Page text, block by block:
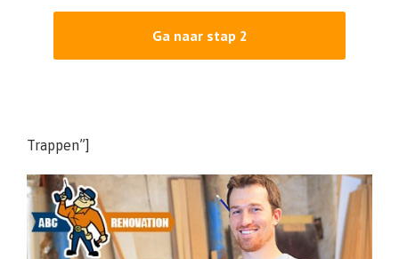
Ga naar stap 2
Trappen”]